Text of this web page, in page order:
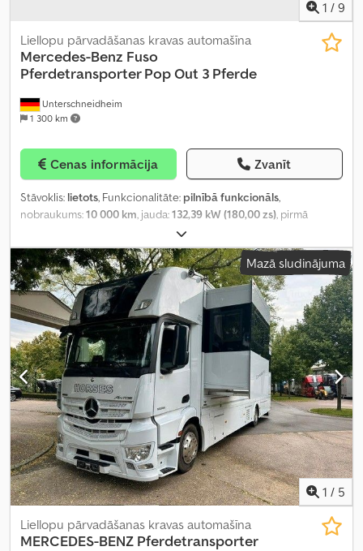
1 / 9
Unterschneidheim
1 300 km
Liellopu pārvadāšanas kravas automašīna
Mercedes-Benz Fuso
Pferdetransporter Pop Out 3 Pferde
Cenas informācija Zvanīt
Stāvoklis: lietots, Funkcionalitāte: pilnībā funkcionāls,
nobraukums:10 000 km, jauda:132,39 kW (180,00 zs), pirmā
, degvielas veids:
7 490 kg, nākamā pārbaude (TÜV):08/2027, degviela:
dīzeļdegviela, krāsa:balts, pārnesuma veids:automātisks, emisijas
klase:Euro 6c, sēdvietu skaits: , Ražošanas gads:2020,
Aprīkojums:ABS, gaisa kondicionēšana, gaisa spilvens, kruīza
kontrole, navigācijas sistēma, stāvvietas sildītājs, stūres
pastiprinātājs
Mazā sludinājuma
1 / 5
Liellopu pārvadāšanas kravas automašīna
MERCEDES-BENZ Pferdetransporter